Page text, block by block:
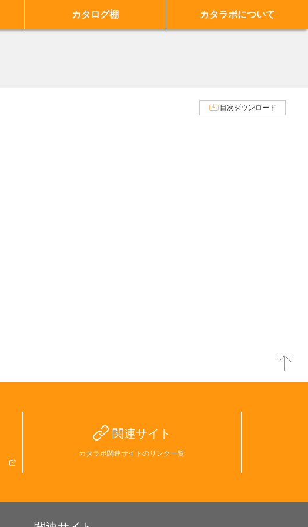
カタログ棚 カタラボについて
目次ダウンロード
関連サイト
カタラボ関連サイトのリンク一覧